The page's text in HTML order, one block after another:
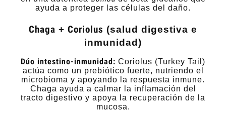
ayuda a proteger las células del daño.
Chaga + Coriolus (salud digestiva e
inmunidad)
Dúo intestino-inmunidad: Coriolus (Turkey Tail)
actúa como un prebiótico fuerte, nutriendo el
microbioma y apoyando la respuesta inmune.
Chaga ayuda a calmar la inflamación del
tracto digestivo y apoya la recuperación de la
mucosa.